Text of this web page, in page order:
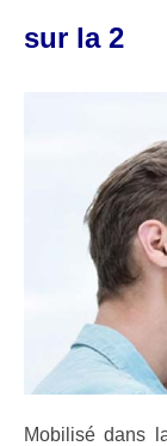
sur la 2
Mobilisé dans